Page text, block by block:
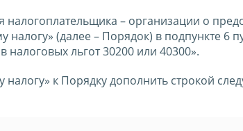
– организации о
(далее – Порядок) в подпункте 6
налоговых льгот 30200 или 40300».
к Порядку дополнить строкой